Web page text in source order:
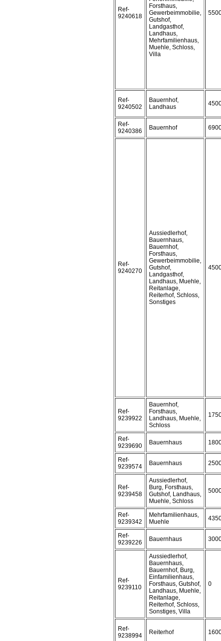
Ref-
9240618
Forsthaus,
Gewerbeimmobilie,
Gutshof,
Landgasthof,
Landhaus,
Mehrfamilienhaus,
Muehle, Schloss,
Villa
Ref-
9240502
Bauernhof,
Landhaus
Ref-
9240386
Bauernhof
Ref-
9240270
Aussiedlerhof,
Bauernhaus,
Bauernhof,
Forsthaus,
Gewerbeimmobilie,
Gutshof,
Landgasthof,
Landhaus, Muehle,
Reitanlage,
Reiterhof, Schloss,
Sonstiges
Ref-
9239922
Bauernhof,
Forsthaus,
Landhaus, Muehle,
Schloss
Ref-
9239690
Bauernhaus
Ref-
9239574
Bauernhaus
Ref-
9239458
Aussiedlerhof,
Burg, Forsthaus,
Gutshof, Landhaus,
Muehle, Schloss
Ref-
9239342
Mehrfamilienhaus,
Muehle
Ref-
9239226
Bauernhaus
Ref-
9239110
Aussiedlerhof,
Bauernhaus,
Bauernhof, Burg,
Einfamilienhaus,
Forsthaus, Gutshof,
Landhaus, Muehle,
Reitanlage,
Reiterhof, Schloss,
Sonstiges, Villa
0
Ref-
9238994
Reiterhof